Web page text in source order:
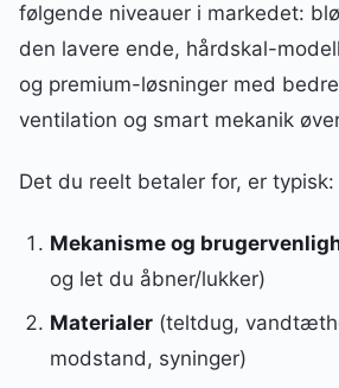
følgende niveauer i markedet:
den lavere ende, hårdskal-
og premium-løsninger med
ventilation og smart mekanik
Det du reelt betaler for, er typisk:
Mekanisme og
og let du åbner/lukker)
Materialer(teltdug,
modstand, syninger)